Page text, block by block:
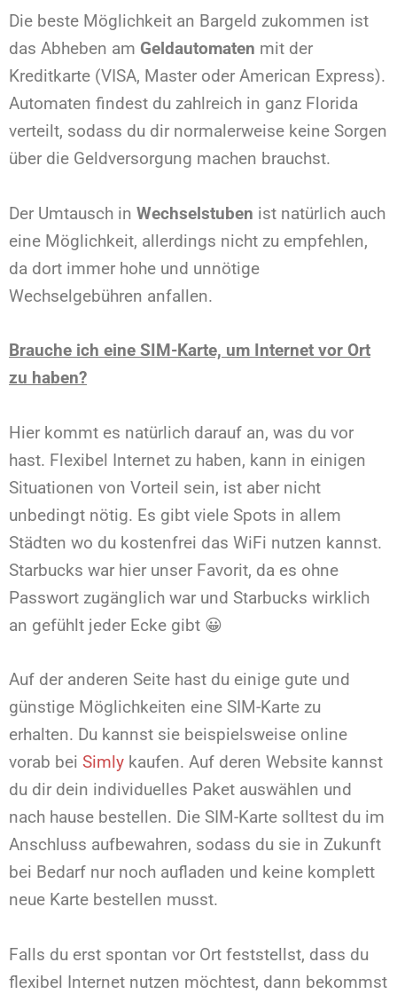
Die beste Möglichkeit an Bargeld zukommen ist
das Abheben am Geldautomaten mit der
Kreditkarte (VISA, Master oder American Express).
Automaten findest du zahlreich in ganz Florida
verteilt, sodass du dir normalerweise keine Sorgen
über die Geldversorgung machen brauchst.
Der Umtausch in Wechselstuben ist natürlich auch
eine Möglichkeit, allerdings nicht zu empfehlen,
da dort immer hohe und unnötige
Wechselgebühren anfallen.
Brauche ich eine SIM-Karte, um Internet vor Ort
zu haben?
Hier kommt es natürlich darauf an, was du vor
hast. Flexibel Internet zu haben, kann in einigen
Situationen von Vorteil sein, ist aber nicht
unbedingt nötig. Es gibt viele Spots in allem
Städten wo du kostenfrei das WiFi nutzen kannst.
Starbucks war hier unser Favorit, da es ohne
Passwort zugänglich war und Starbucks wirklich
an gefühlt jeder Ecke gibt 😀
Auf der anderen Seite hast du einige gute und
günstige Möglichkeiten eine SIM-Karte zu
erhalten. Du kannst sie beispielsweise online
vorab bei Simly kaufen. Auf deren Website kannst
du dir dein individuelles Paket auswählen und
nach hause bestellen. Die SIM-Karte solltest du im
Anschluss aufbewahren, sodass du sie in Zukunft
bei Bedarf nur noch aufladen und keine komplett
neue Karte bestellen musst.
Falls du erst spontan vor Ort feststellst, dass du
flexibel Internet nutzen möchtest, dann bekommst